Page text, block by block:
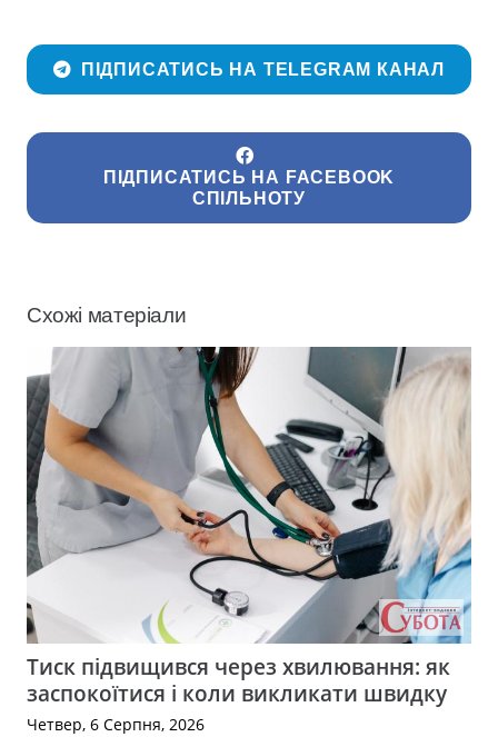
ПІДПИСАТИСЬ НА TELEGRAM КАНАЛ
ПІДПИСАТИСЬ НА FACEBOOK
СПІЛЬНОТУ
Схожі матеріали
Тиск підвищився через хвилювання: як
заспокоїтися і коли викликати швидку
Четвер, 6 Серпня, 2026